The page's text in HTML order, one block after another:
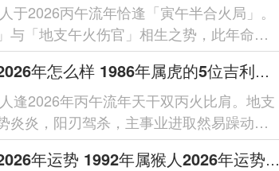
于2026丙午流年恰逢「寅午半合火局」。
与「地支午火伤官」相生之势，此年命局
，主聪慧...
1986年属虎的人2026年怎么样 1986年属虎的5位吉利数字
逢2026年丙午流年天干双丙火比肩。地支
炎炎，阳刃驾杀，主事业进取然易躁动；
；健康留意心火过...
1992年属猴的人2026年运势 1992年属猴人2026年运势及运程